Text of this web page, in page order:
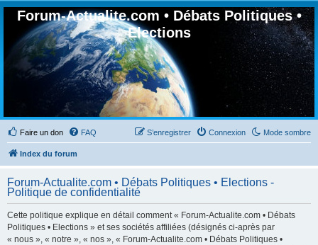
Forum-Actualite.com • Débats Politiques •
Elections
Faire un don Mode sombre
FAQ Connexion
S’enregistrer
Index du forum
Forum-Actualite.com • Débats Politiques • Elections -
Politique de confidentialité
Cette politique explique en détail comment « Forum-Actualite.com • Débats
Politiques • Elections » et ses sociétés affiliées (désignés ci-après par
« nous », « notre », « nos », « Forum-Actualite.com • Débats Politiques •